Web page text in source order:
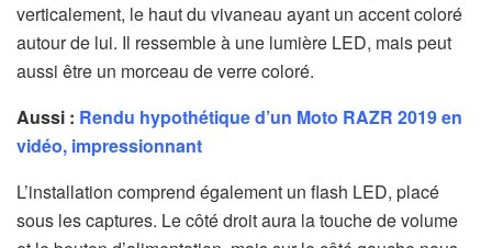
verticalement, le haut du vivaneau ayant un accent coloré
autour de lui. Il ressemble à une lumière LED, mais peut
aussi être un morceau de verre coloré.
Aussi : Rendu hypothétique d’un Moto RAZR 2019 en
vidéo, impressionnant
L’installation comprend également un flash LED, placé
sous les captures. Le côté droit aura la touche de volume